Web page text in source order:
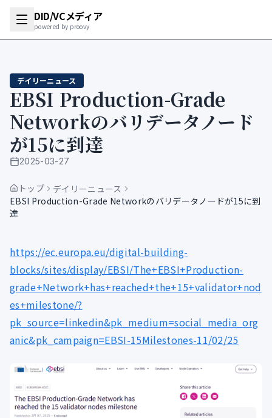
DID/VCメディア
powered by proovy
デイリーニュース
EBSI Production-Grade
Networkのバリデータノード
が15に到達
公開日
2025-03-27
トップ
デイリーニュース
EBSI Production-Grade Networkのバリデータノードが15に到
達
https://ec.europa.eu/digital-building-
blocks/sites/display/EBSI/The+EBSI+Production-
grade+Network+has+reached+the+15+validator+nod
es+milestone/?
pk_source=linkedin&pk_medium=social_media_org
anic&pk_campaign=EBSI-15Milestones-11/02/25